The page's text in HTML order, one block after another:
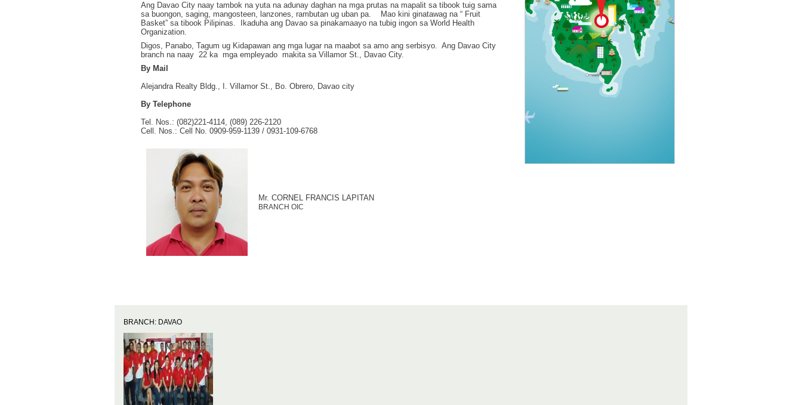
Ang Davao City naay tambok na yuta na adunay daghan na mga prutas na mapalit sa tibook tuig sama
sa buongon, saging, mangosteen, lanzones, rambutan ug uban pa. Mao kini ginatawag na “ Fruit
Basket” sa tibook Pilipinas. Ikaduha ang Davao sa pinakamaayo na tubig ingon sa World Health
Organization.
Digos, Panabo, Tagum ug Kidapawan ang mga lugar na maabot sa amo ang serbisyo. Ang Davao City
branch na naay 22 ka mga empleyado makita sa Villamor St., Davao City.
By Mail
Alejandra Realty Bldg., I. Villamor St., Bo. Obrero, Davao city
By Telephone
Tel. Nos.: (082)221-4114, (089) 226-2120
Cell. Nos.: Cell No. 0909-959-1139 / 0931-109-6768
Mr. CORNEL FRANCIS LAPITAN
BRANCH OIC
BRANCH: DAVAO